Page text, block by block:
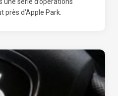
d’Apple Park.